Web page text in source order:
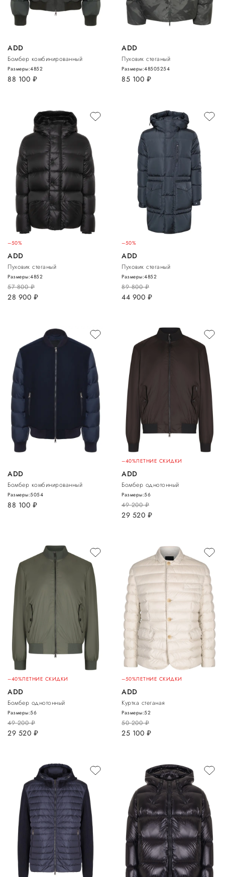
ADD
Бомбер комбинированный
88 100 руб.
Размеры:4852
ADD
Пуховик стеганый
85 100 руб.
Размеры:48505254
–50%
ADD
Пуховик стеганый
57 800руб.
28 900 руб.
Размеры:4852
–50%
ADD
Пуховик стеганый
89 800руб.
44 900 руб.
Размеры:4852
ADD
Бомбер комбинированный
88 100 руб.
Размеры:5054
–40%ЛЕТНИЕ СКИДКИ
ADD
Бомбер однотонный
49 200руб.
29 520 руб.
Размеры:56
–40%ЛЕТНИЕ СКИДКИ
ADD
Бомбер однотонный
49 200руб.
29 520 руб.
Размеры:56
–50%ЛЕТНИЕ СКИДКИ
ADD
Куртка стеганая
50 200руб.
25 100 руб.
Размеры:52